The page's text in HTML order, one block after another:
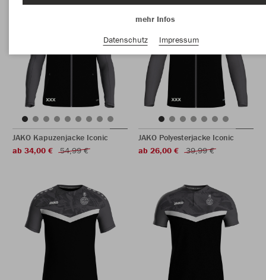
JAKO Kapuzenjacke Iconic
ab 34,00 €
54,99 €
JAKO Polyesterjacke Iconic
ab 26,00 €
39,99 €
mehr Infos
Datenschutz
Impressum